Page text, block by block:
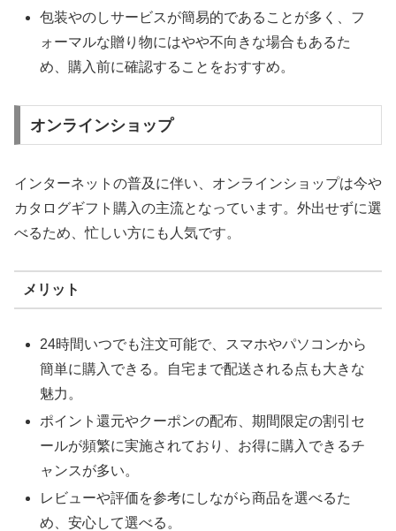
包装やのしサービスが簡易的であることが多く、フ
ォーマルな贈り物にはやや不向きな場合もあるた
め、購入前に確認することをおすすめ。
オンラインショップ
インターネットの普及に伴い、オンラインショップは今や
カタログギフト購入の主流となっています。外出せずに選
べるため、忙しい方にも人気です。
メリット
24時間いつでも注文可能で、スマホやパソコンから
簡単に購入できる。自宅まで配送される点も大きな
魅力。
ポイント還元やクーポンの配布、期間限定の割引セ
ールが頻繁に実施されており、お得に購入できるチ
ャンスが多い。
レビューや評価を参考にしながら商品を選べるた
め、安心して選べる。